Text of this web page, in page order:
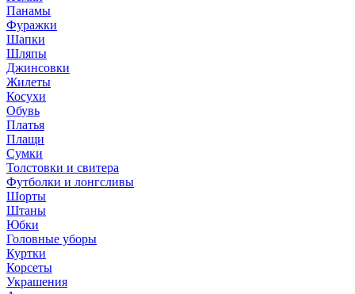
Панамы
Фуражки
Шапки
Шляпы
Джинсовки
Жилеты
Косухи
Обувь
Платья
Плащи
Сумки
Толстовки и свитера
Футболки и лонгсливы
Шорты
Штаны
Юбки
Головные уборы
Куртки
Корсеты
Украшения